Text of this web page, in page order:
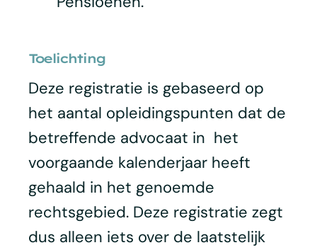
Toelichting
Deze registratie is gebaseerd op
het aantal opleidingspunten dat de
betreffende advocaat in het
voorgaande kalenderjaar heeft
gehaald in het genoemde
rechtsgebied. Deze registratie zegt
dus alleen iets over de laatstelijk